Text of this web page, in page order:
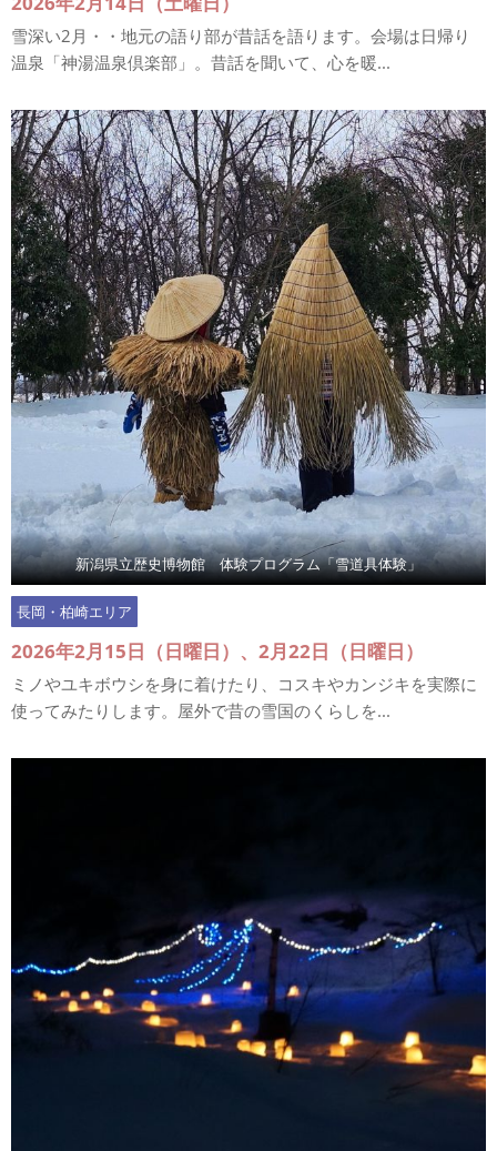
雪深い2月・・地元の語り部が昔話を語ります。会場は日帰り
温泉「神湯温泉倶楽部」。昔話を聞いて、心を暖...
新潟県立歴史博物館 体験プログラム「雪道具体験」
長岡・柏崎エリア
2026年2月15日（日曜日）、2月22日（日曜日）
ミノやユキボウシを身に着けたり、コスキやカンジキを実際に
使ってみたりします。屋外で昔の雪国のくらしを...